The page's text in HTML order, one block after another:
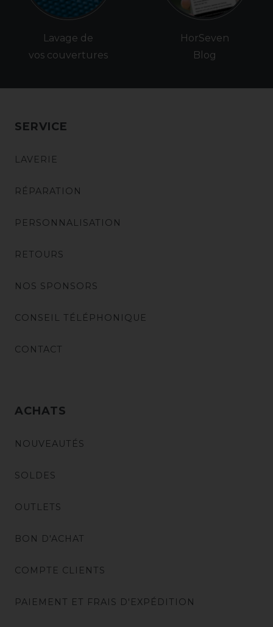
Lavage de
vos couvertures
HorSeven
Blog
SERVICE
LAVERIE
RÉPARATION
PERSONNALISATION
RETOURS
NOS SPONSORS
CONSEIL TÉLÉPHONIQUE
CONTACT
ACHATS
NOUVEAUTÉS
SOLDES
OUTLETS
BON D'ACHAT
COMPTE CLIENTS
PAIEMENT ET FRAIS D'EXPÉDITION